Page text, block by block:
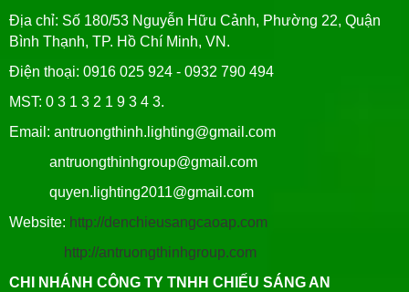
Địa chỉ: Số 180/53 Nguyễn Hữu Cảnh, Phường 22, Quận
Bình Thạnh, TP. Hồ Chí Minh, VN.
Điện thoại: 0916 025 924 - 0932 790 494
MST: 0 3 1 3 2 1 9 3 4 3.
Email: antruongthinh.lighting@gmail.com
antruongthinhgroup@gmail.com
quyen.lighting2011@gmail.com
Website: http://denchieusangcaoap.com
http://antruongthinhgroup.com
CHI NHÁNH CÔNG TY TNHH CHIẾU SÁNG AN